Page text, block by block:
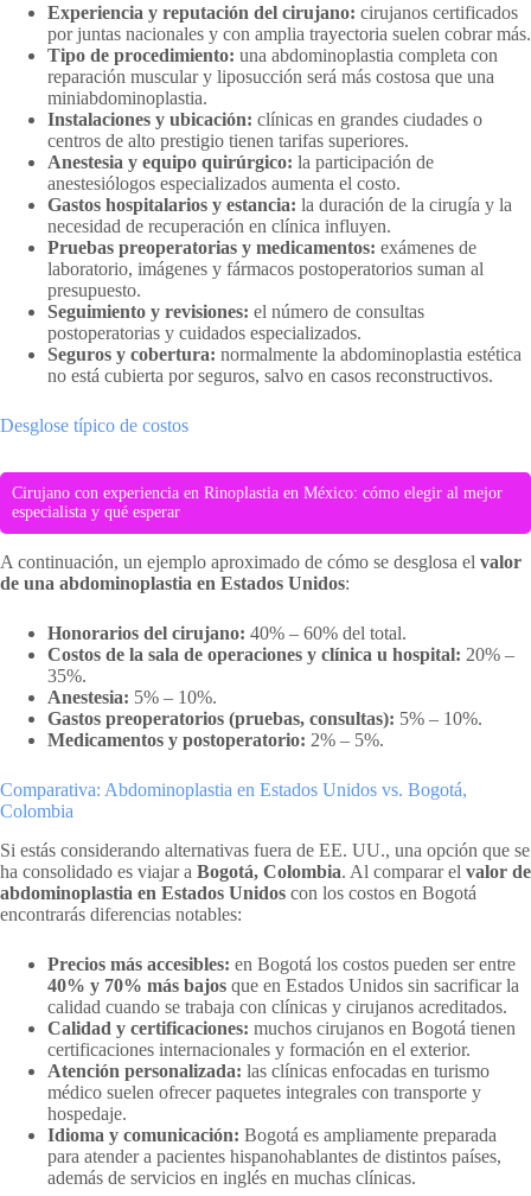
Experiencia y reputación del cirujano: cirujanos certificados
por juntas nacionales y con amplia trayectoria suelen cobrar más.
Tipo de procedimiento: una abdominoplastia completa con
reparación muscular y liposucción será más costosa que una
miniabdominoplastia.
Instalaciones y ubicación: clínicas en grandes ciudades o
centros de alto prestigio tienen tarifas superiores.
Anestesia y equipo quirúrgico: la participación de
anestesiólogos especializados aumenta el costo.
Gastos hospitalarios y estancia: la duración de la cirugía y la
necesidad de recuperación en clínica influyen.
Pruebas preoperatorias y medicamentos: exámenes de
laboratorio, imágenes y fármacos postoperatorios suman al
presupuesto.
Seguimiento y revisiones: el número de consultas
postoperatorias y cuidados especializados.
Seguros y cobertura: normalmente la abdominoplastia estética
no está cubierta por seguros, salvo en casos reconstructivos.
Desglose típico de costos
Cirujano con experiencia en Rinoplastia en México: cómo elegir al mejor
especialista y qué esperar
A continuación, un ejemplo aproximado de cómo se desglosa el valor
de una abdominoplastia en Estados Unidos:
Honorarios del cirujano: 40% – 60% del total.
Costos de la sala de operaciones y clínica u hospital: 20% –
35%.
Anestesia: 5% – 10%.
Gastos preoperatorios (pruebas, consultas): 5% – 10%.
Medicamentos y postoperatorio: 2% – 5%.
Comparativa: Abdominoplastia en Estados Unidos vs. Bogotá,
Colombia
Si estás considerando alternativas fuera de EE. UU., una opción que se
ha consolidado es viajar a Bogotá, Colombia. Al comparar el valor de
abdominoplastia en Estados Unidos con los costos en Bogotá
encontrarás diferencias notables:
Precios más accesibles: en Bogotá los costos pueden ser entre
40% y 70% más bajos que en Estados Unidos sin sacrificar la
calidad cuando se trabaja con clínicas y cirujanos acreditados.
Calidad y certificaciones: muchos cirujanos en Bogotá tienen
certificaciones internacionales y formación en el exterior.
Atención personalizada: las clínicas enfocadas en turismo
médico suelen ofrecer paquetes integrales con transporte y
hospedaje.
Idioma y comunicación: Bogotá es ampliamente preparada
para atender a pacientes hispanohablantes de distintos países,
además de servicios en inglés en muchas clínicas.